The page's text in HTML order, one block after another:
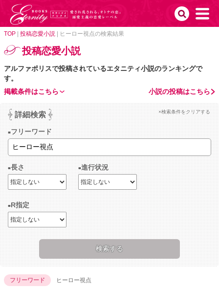
TOP 投稿恋愛小説 ヒーロー視点の検索結果
投稿恋愛小説
アルファポリスで投稿されているエタニティ小説のランキングで
す。
小説の投稿はこちら
掲載条件はこちら
詳細検索 ×検索条件をクリアする
フリーワード
長さ 進行状況
R指定
フリーワード ヒーロー視点